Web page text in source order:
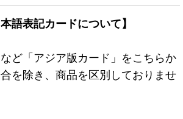
語表記カードについて】
ど「アジア版カード」をこちらか
を除き、商品を区別しておりませ